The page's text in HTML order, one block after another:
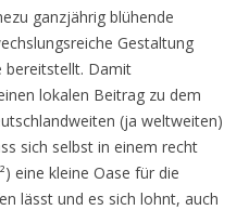
ganzjährig blühende
Gestaltung
bereitstellt. Damit
lokalen Beitrag zu dem
(ja weltweiten)
sich selbst in einem recht
eine kleine Oase für die
lässt und es sich lohnt, auch